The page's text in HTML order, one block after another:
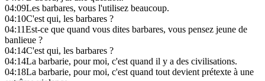
04:09Les barbares, vous l'utilisez beaucoup.
04:10C'est qui, les barbares ?
04:11Est-ce que quand vous dites barbares, vous pensez jeune de
banlieue ?
04:14C'est qui, les barbares ?
04:14La barbarie, pour moi, c'est quand il y a des civilisations.
04:18La barbarie, pour moi, c'est quand tout devient prétexte à une